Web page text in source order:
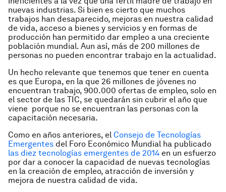
nuevas industrias. Si bien es cierto que muchos
trabajos han desaparecido, mejoras en nuestra calidad
de vida, acceso a bienes y servicios y en formas de
producción han permitido dar empleo a una creciente
población mundial. Aun así, más de 200 millones de
personas no pueden encontrar trabajo en la actualidad.
Un hecho relevante que tenemos que tener en cuenta
es que Europa, en la que 26 millones de jóvenes no
encuentran trabajo, 900.000 ofertas de empleo, solo en
el sector de las TIC, se quedarán sin cubrir el año que
viene porque no se encuentran las personas con la
capacitación necesaria.
Como en años anteriores, el Consejo de Tecnologías
Emergentes del Foro Económico Mundial ha publicado
las diez tecnologías emergentes de 2014 en un esfuerzo
por dar a conocer la capacidad de nuevas tecnologías
en la creación de empleo, atracción de inversión y
mejora de nuestra calidad de vida.